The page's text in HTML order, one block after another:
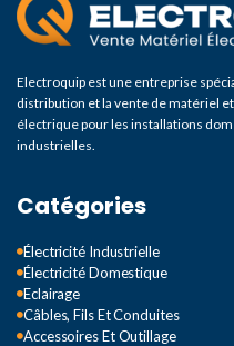
Electroquip est une entreprise
distribution et la vente de matériel
électrique pour les installations
industrielles.
Catégories
Électricité Industrielle
Électricité Domestique
Eclairage
Câbles, Fils Et Conduites
Accessoires Et Outillage